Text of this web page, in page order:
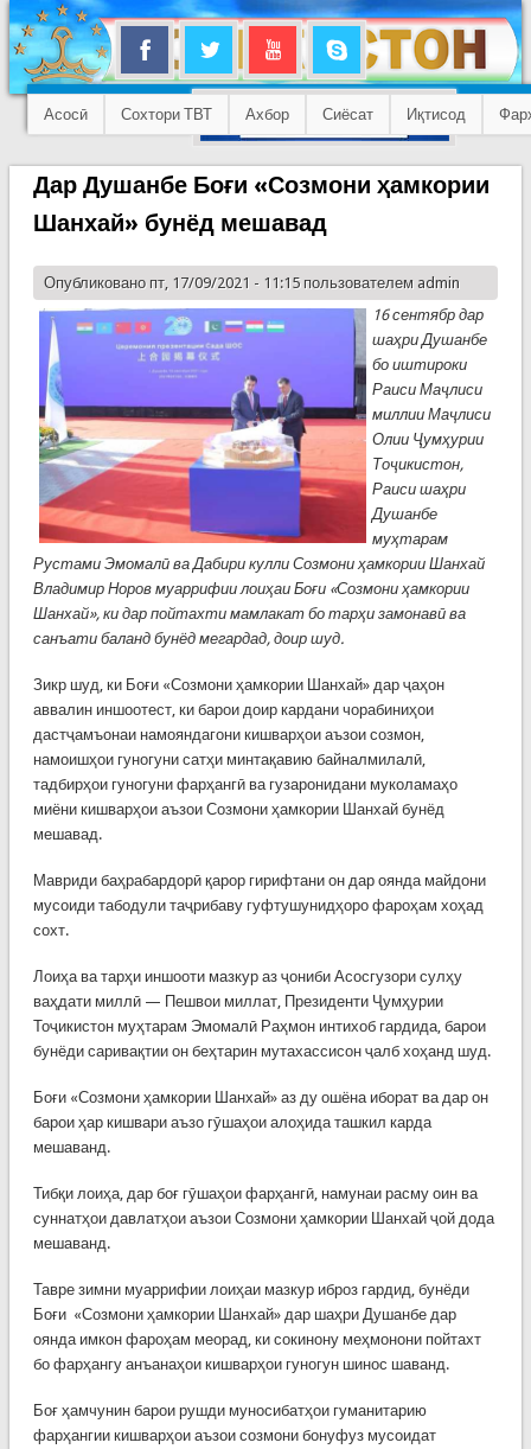
Асосӣ Сохтори ТВТ Ахбор Сиёсат Иқтисод
Дар Душанбе Боғи «Созмони ҳамкории
Шанхай» бунёд мешавад
Опубликовано пт, 17/09/2021 - 11:15 пользователем admin
16 сентябр дар
шаҳри Душанбе
бо иштироки
Раиси Маҷлиси
миллии Маҷлиси
Олии Ҷумҳурии
Тоҷикистон,
Раиси шаҳри
Душанбе
муҳтарам
Рустами Эмомалӣ ва Дабири кулли Созмони ҳамкории Шанхай
Владимир Норов муаррифии лоиҳаи Боғи «Созмони ҳамкории
Шанхай», ки дар пойтахти мамлакат бо тарҳи замонавӣ ва
санъати баланд бунёд мегардад, доир шуд.
Зикр шуд, ки Боғи «Созмони ҳамкории Шанхай» дар ҷаҳон
аввалин иншоотест, ки барои доир кардани чорабиниҳои
дастҷамъонаи намояндагони кишварҳои аъзои созмон,
намоишҳои гуногуни сатҳи минтақавию байналмилалӣ,
тадбирҳои гуногуни фарҳангӣ ва гузаронидани муколамаҳо
миёни кишварҳои аъзои Созмони ҳамкории Шанхай бунёд
мешавад.
Мавриди баҳрабардорӣ қарор гирифтани он дар оянда майдони
мусоиди табодули таҷрибаву гуфтушунидҳоро фароҳам хоҳад
сохт.
Лоиҳа ва тарҳи иншооти мазкур аз ҷониби Асосгузори сулҳу
ваҳдати миллӣ — Пешвои миллат, Президенти Ҷумҳурии
Тоҷикистон муҳтарам Эмомалӣ Раҳмон интихоб гардида, барои
бунёди саривақтии он беҳтарин мутахассисон ҷалб хоҳанд шуд.
Боғи «Созмони ҳамкории Шанхай» аз ду ошёна иборат ва дар он
барои ҳар кишвари аъзо гӯшаҳои алоҳида ташкил карда
мешаванд.
Тибқи лоиҳа, дар боғ гӯшаҳои фарҳангӣ, намунаи расму оин ва
суннатҳои давлатҳои аъзои Созмони ҳамкории Шанхай ҷой дода
мешаванд.
Тавре зимни муаррифии лоиҳаи мазкур иброз гардид, бунёди
Боғи «Созмони ҳамкории Шанхай» дар шаҳри Душанбе дар
оянда имкон фароҳам меорад, ки сокинону меҳмонони пойтахт
бо фарҳангу анъанаҳои кишварҳои гуногун шинос шаванд.
Боғ ҳамчунин барои рушди муносибатҳои гуманитарию
фарҳангии кишварҳои аъзои созмони бонуфуз мусоидат